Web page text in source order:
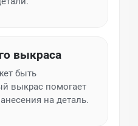
выкраса
быть
выкрас помогает
на деталь.